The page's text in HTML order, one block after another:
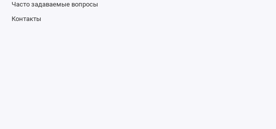
Часто задаваемые вопросы
Контакты